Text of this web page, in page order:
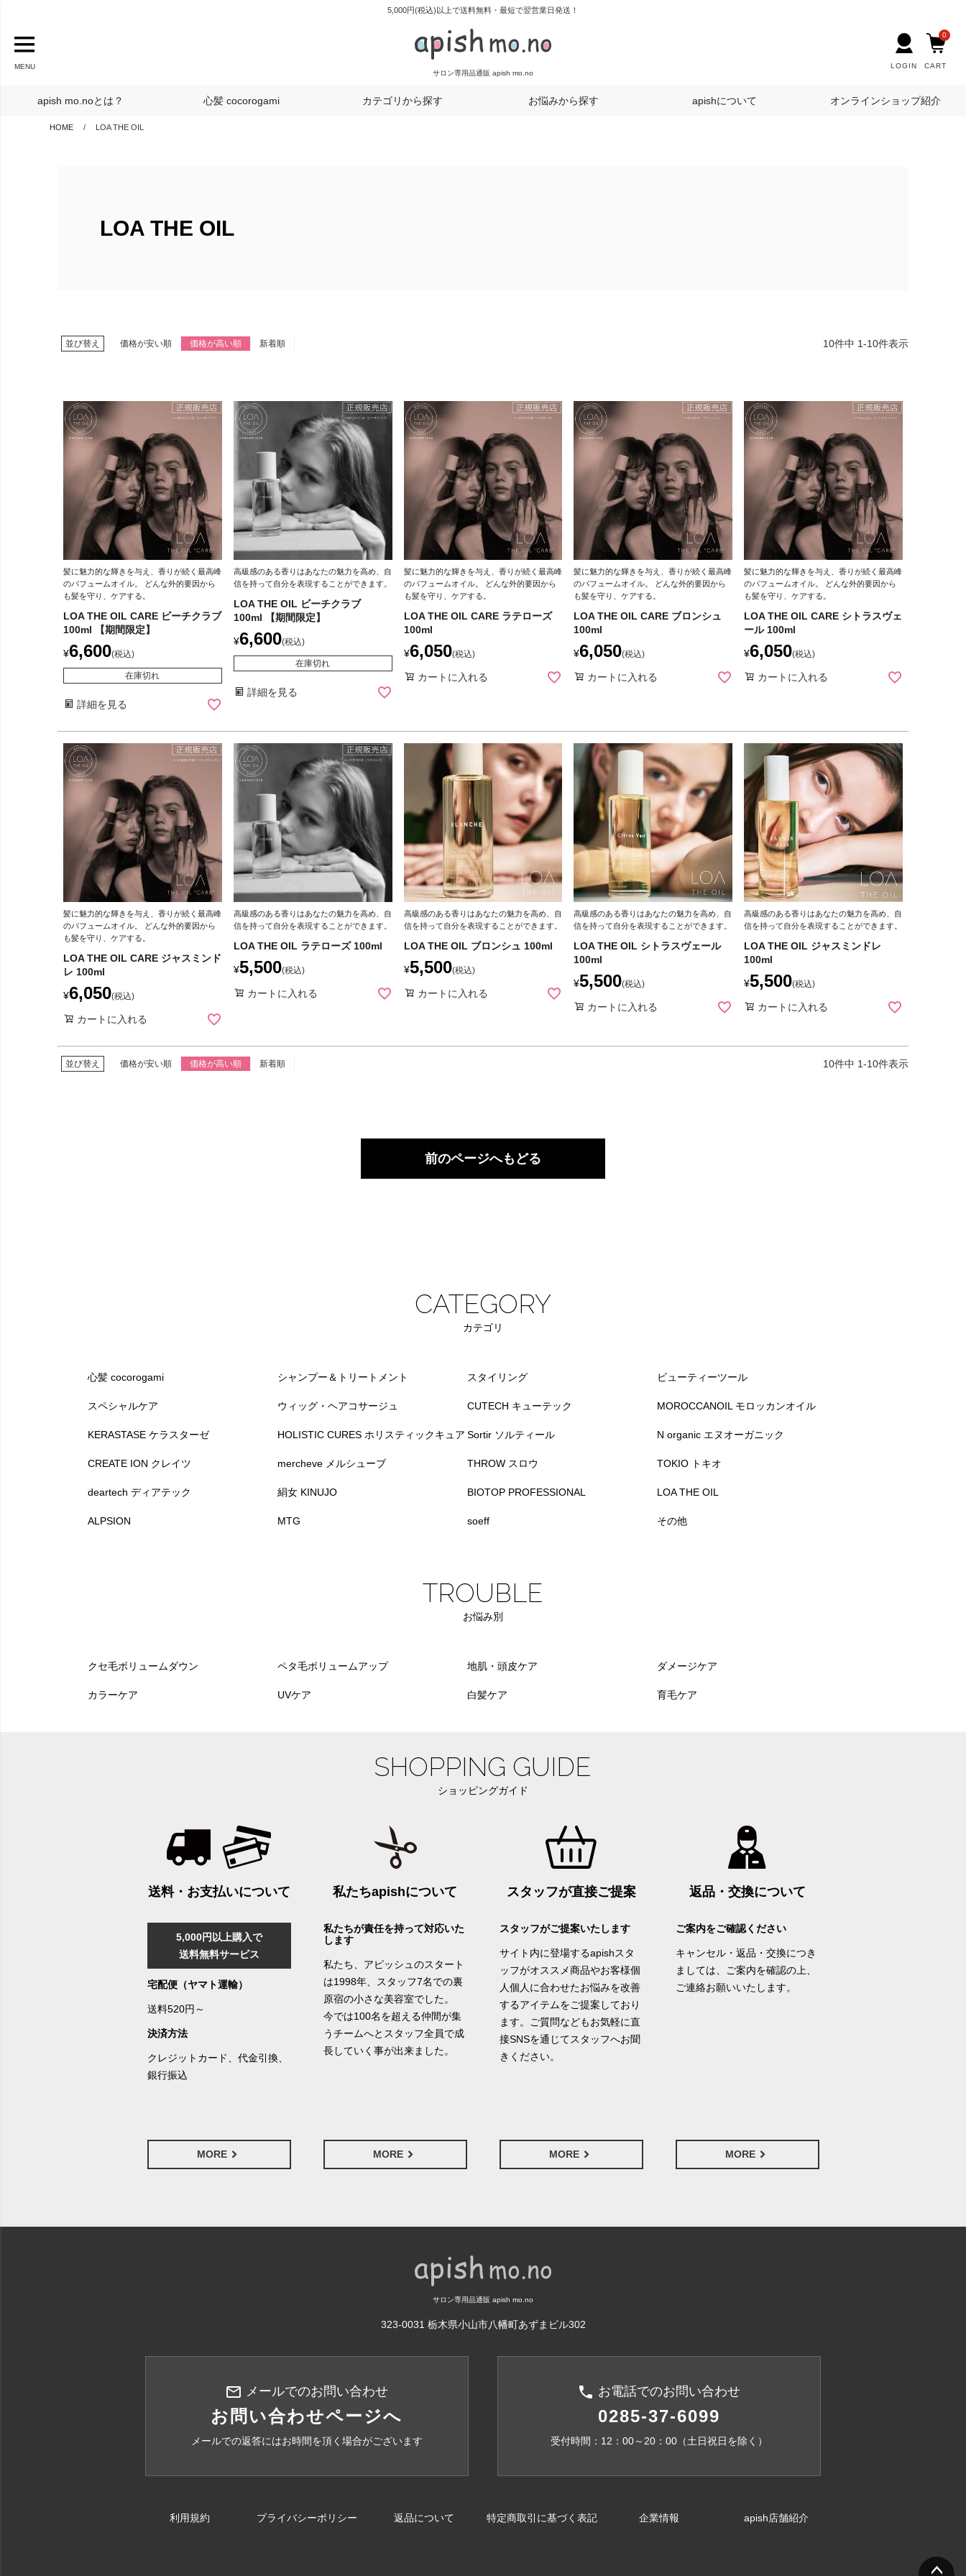
5,000円(税込)以上で送料無料・最短で翌営業日発送！
サロン専用品通販 apish mo.no
MENU LOGIN CART
0
apish mo.noとは？ 心髪 cocorogami カテゴリから探す お悩みから探す apishについて オンラインショップ紹介
HOME LOA THE OIL
LOA THE OIL
並び替え 価格が安い順 価格が高い順 新着順 10件中 1-10件表示
髪に魅力的な輝きを与え、香りが続く最高峰
のパフュームオイル。 どんな外的要因から
も髪を守り、ケアする。
LOA THE OIL CARE ビーチクラブ
100ml 【期間限定】
¥6,600 税込
在庫切れ
詳細を見る
高級感のある香りはあなたの魅力を高め、自
信を持って自分を表現することができます。
LOA THE OIL ビーチクラブ
100ml 【期間限定】
¥6,600 税込
在庫切れ
詳細を見る
髪に魅力的な輝きを与え、香りが続く最高峰
のパフュームオイル。 どんな外的要因から
も髪を守り、ケアする。
LOA THE OIL CARE ラテローズ
100ml
¥6,050 税込
カートに入れる
髪に魅力的な輝きを与え、香りが続く最高峰
のパフュームオイル。 どんな外的要因から
も髪を守り、ケアする。
LOA THE OIL CARE ブロンシュ
100ml
¥6,050 税込
カートに入れる
髪に魅力的な輝きを与え、香りが続く最高峰
のパフュームオイル。 どんな外的要因から
も髪を守り、ケアする。
LOA THE OIL CARE シトラスヴェ
ール 100ml
¥6,050 税込
カートに入れる
髪に魅力的な輝きを与え、香りが続く最高峰
のパフュームオイル。 どんな外的要因から
も髪を守り、ケアする。
LOA THE OIL CARE ジャスミンド
レ 100ml
¥6,050 税込
カートに入れる
高級感のある香りはあなたの魅力を高め、自
信を持って自分を表現することができます。
LOA THE OIL ラテローズ 100ml
¥5,500 税込
カートに入れる
高級感のある香りはあなたの魅力を高め、自
信を持って自分を表現することができます。
LOA THE OIL ブロンシュ 100ml
¥5,500 税込
カートに入れる
高級感のある香りはあなたの魅力を高め、自
信を持って自分を表現することができます。
LOA THE OIL シトラスヴェール
100ml
¥5,500 税込
カートに入れる
高級感のある香りはあなたの魅力を高め、自
信を持って自分を表現することができます。
LOA THE OIL ジャスミンドレ
100ml
¥5,500 税込
カートに入れる
並び替え 価格が安い順 価格が高い順 新着順 10件中 1-10件表示
前のページへもどる
CATEGORY
カテゴリ
心髪 cocorogami シャンプー＆トリートメント スタイリング ビューティーツール
スペシャルケア ウィッグ・ヘアコサージュ CUTECH キューテック MOROCCANOIL モロッカンオイル
KERASTASE ケラスターゼ HOLISTIC CURES ホリスティックキュア Sortir ソルティール N organic エヌオーガニック
CREATE ION クレイツ mercheve メルシューブ THROW スロウ TOKIO トキオ
deartech ディアテック 絹女 KINUJO BIOTOP PROFESSIONAL LOA THE OIL
ALPSION MTG soeff その他
TROUBLE
お悩み別
クセ毛ボリュームダウン ペタ毛ボリュームアップ 地肌・頭皮ケア ダメージケア
カラーケア UVケア 白髪ケア 育毛ケア
SHOPPING GUIDE
ショッピングガイド
送料・お支払いについて
5,000円以上購入で
送料無料サービス
宅配便（ヤマト運輸）
送料520円～
決済方法
クレジットカード、代金引換、
銀行振込
MORE
私たちapishについて
私たちが責任を持って対応いた
します
私たち、アピッシュのスタート
は1998年、スタッフ7名での裏
原宿の小さな美容室でした。
今では100名を超える仲間が集
うチームへとスタッフ全員で成
長していく事が出来ました。
MORE
スタッフが直接ご提案
スタッフがご提案いたします
サイト内に登場するapishスタ
ッフがオススメ商品やお客様個
人個人に合わせたお悩みを改善
するアイテムをご提案しており
ます。ご質問などもお気軽に直
接SNSを通じてスタッフへお聞
きください。
MORE
返品・交換について
ご案内をご確認ください
キャンセル・返品・交換につき
ましては、ご案内を確認の上、
ご連絡お願いいたします。
MORE
サロン専用品通販 apish mo.no
323-0031 栃木県小山市八幡町あずまビル302
mail_outline メールでのお問い合わせ
お問い合わせページへ
メールでの返答にはお時間を頂く場合がございます
phone お電話でのお問い合わせ
0285-37-6099
受付時間：12：00～20：00（土日祝日を除く）
利用規約 プライバシーポリシー 返品について 特定商取引に基づく表記 企業情報 apish店舗紹介